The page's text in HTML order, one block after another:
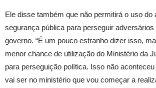
Ele disse também que não permitirá o uso do
segurança pública para perseguir
governo. “É um pouco estranho dizer isso,
menor chance de utilização do Ministério da
para perseguição política. Isso não
vai ser no ministério que vou começar a